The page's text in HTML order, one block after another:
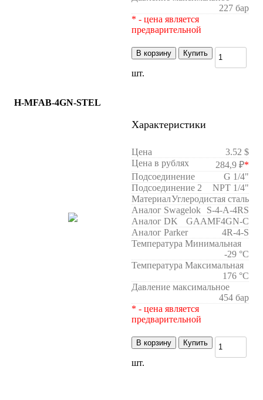
227 бар
* - цена является
предварительной
В корзину Купить
шт.
H-MFAB-4GN-STEL
Характеристики
Цена
3.52 $
Цена в рублях
284,9 ₽*
Подсоединение
G 1/4"
Подсоединение 2
NPT 1/4"
МатериалУглеродистая сталь
Аналог Swagelok
S-4-A-4RS
Аналог DK
GAAMF4GN-C
Аналог Parker
4R-4-S
Температура Минимальная
-29 °C
Температура Максимальная
176 °C
Давление максимальное
454 бар
* - цена является
предварительной
В корзину Купить
шт.